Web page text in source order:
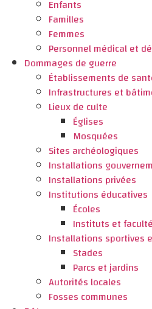
Enfants
Familles
Femmes
Personnel médical et
Dommages de guerre
Établissements de
Infrastructures et
Lieux de culte
Églises
Mosquées
Sites archéologiques
Installations
Installations privées
Institutions éducatives
Écoles
Instituts et
Installations sportives
Stades
Parcs et jardins
Autorités locales
Fosses communes